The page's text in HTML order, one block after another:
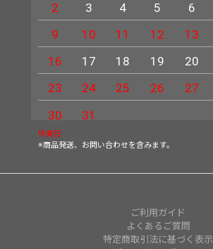
2
3 4 5 6
9
10 11 12 13
16
17 18 19 20
23
24 25 26 27
30
31
休業日
※商品発送、お問い合わせを含みます。
ご利用ガイド
よくあるご質問
特定商取引法に基づく表示